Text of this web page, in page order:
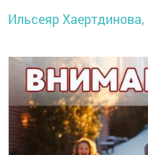
Ильсеяр Хаертдинова,